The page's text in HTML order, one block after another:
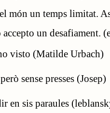
món un temps limitat.
accepto un desafiament.
visto (Matilde Urbach)
sense presses (Josep)
en sis paraules